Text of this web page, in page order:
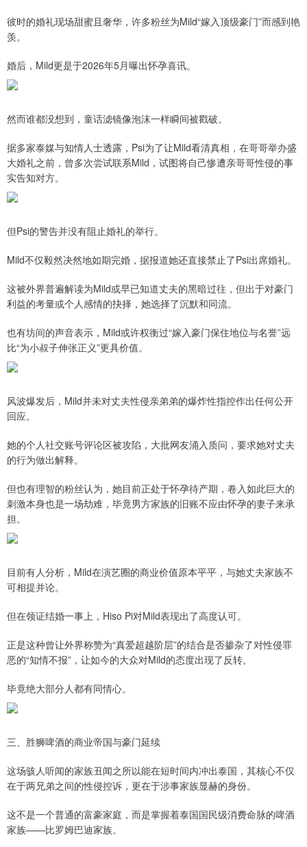
彼时的婚礼现场甜蜜且奢华，许多粉丝为Mild“嫁入顶级豪门”而感到艳
羡。
婚后，Mild更是于2026年5月曝出怀孕喜讯。
然而谁都没想到，童话滤镜像泡沫一样瞬间被戳破。
据多家泰媒与知情人士透露，Psi为了让Mild看清真相，在哥哥举办盛
大婚礼之前，曾多次尝试联系Mild，试图将自己惨遭亲哥哥性侵的事
实告知对方。
但Psi的警告并没有阻止婚礼的举行。
Mild不仅毅然决然地如期完婚，据报道她还直接禁止了Psi出席婚礼。
这被外界普遍解读为Mild或早已知道丈夫的黑暗过往，但出于对豪门
利益的考量或个人感情的抉择，她选择了沉默和同流。
也有坊间的声音表示，Mild或许权衡过“嫁入豪门保住地位与名誉”远
比“为小叔子伸张正义”更具价值。
风波爆发后，Mild并未对丈夫性侵亲弟弟的爆炸性指控作出任何公开
回应。
她的个人社交账号评论区被攻陷，大批网友涌入质问，要求她对丈夫
的行为做出解释。
但也有理智的粉丝认为，她目前正处于怀孕待产期，卷入如此巨大的
刺激本身也是一场劫难，毕竟男方家族的旧账不应由怀孕的妻子来承
担。
目前有人分析，Mild在演艺圈的商业价值原本平平，与她丈夫家族不
可相提并论。
但在领证结婚一事上，Hiso Pi对Mild表现出了高度认可。
正是这种曾让外界称赞为“真爱超越阶层”的结合是否掺杂了对性侵罪
恶的“知情不报”，让如今的大众对Mild的态度出现了反转。
毕竟绝大部分人都有同情心。
三、胜狮啤酒的商业帝国与豪门延续
这场骇人听闻的家族丑闻之所以能在短时间内冲出泰国，其核心不仅
在于两兄弟之间的性侵控诉，更在于涉事家族显赫的身份。
这不是一个普通的富豪家庭，而是掌握着泰国国民级消费命脉的啤酒
家族——比罗姆巴迪家族。